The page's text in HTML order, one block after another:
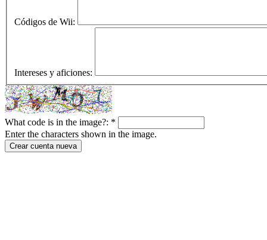
Códigos de Wii:
Intereses y aficiones:
What code is in the image?: *
Enter the characters shown in the image.